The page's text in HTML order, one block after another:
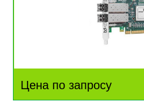
Цена по запросу